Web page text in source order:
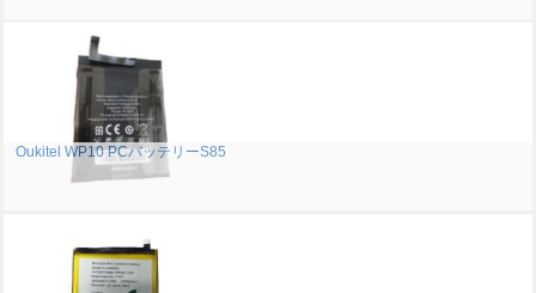
Oukitel WP10 PCバッテリーS85